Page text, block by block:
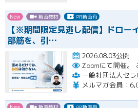
New 動画教材 PR動画有
【※期間限定見逃し配信】ドロー
部筋を、引…
2026.08.03公開
Zoomにて開催。
一般社団法人セ